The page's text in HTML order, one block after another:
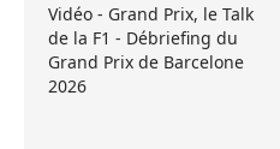
Vidéo - Grand Prix, le Talk
de la F1 - Débriefing du
Grand Prix de Barcelone
2026